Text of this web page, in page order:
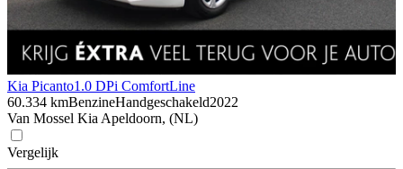
Kia Picanto1.0 DPi ComfortLine
60.334 kmBenzineHandgeschakeld2022
Van Mossel Kia Apeldoorn, (NL)
Vergelijk